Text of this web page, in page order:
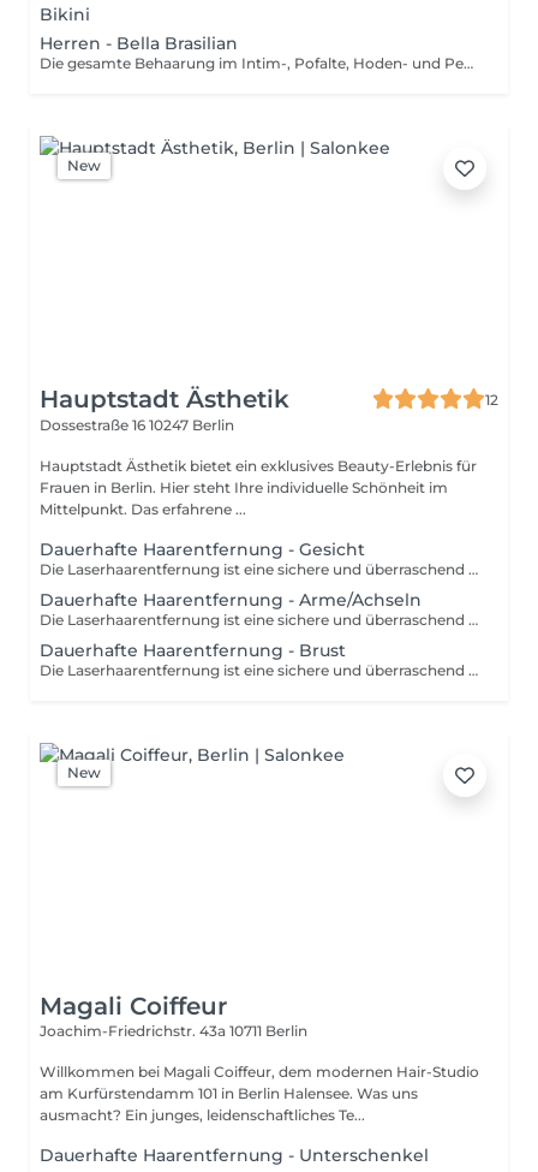
Bikini
Herren - Bella Brasilian
Die gesamte Behaarung im Intim-, Pofalte, Hoden- und Penisbereich wird nahezu schmerzfrei entfernt.
New
Hauptstadt Ästhetik
12
Dossestraße 16 10247 Berlin
Hauptstadt Ästhetik bietet ein exklusives Beauty-Erlebnis für
Frauen in Berlin. Hier steht Ihre individuelle Schönheit im
Mittelpunkt. Das erfahrene ...
Dauerhafte Haarentfernung - Gesicht
Die Laserhaarentfernung ist eine sichere und überraschend schnelle Option für jeden, der bereit ist, seinen Rasierer loszuwerden. Wenn du dir morgens ein paar Minuten Zeit sparen willst, ist die Laserhaarentfernung ein schnelles und praktisch schmerzloses Verfahren, das deine Haut für immer glatt und makellos macht.
Dauerhafte Haarentfernung - Arme/Achseln
Die Laserhaarentfernung ist eine sichere und überraschend schnelle Option für jeden, der bereit ist, seinen Rasierer loszuwerden. Wenn du dir morgens ein paar Minuten Zeit sparen willst, ist die Laserhaarentfernung ein schnelles und praktisch schmerzloses Verfahren, das deine Haut für immer glatt und makellos macht.
Dauerhafte Haarentfernung - Brust
Die Laserhaarentfernung ist eine sichere und überraschend schnelle Option für jeden, der bereit ist, seinen Rasierer loszuwerden. Wenn du dir morgens ein paar Minuten Zeit sparen willst, ist die Laserhaarentfernung ein schnelles und praktisch schmerzloses Verfahren, das deine Haut für immer glatt und makellos macht.
New
Magali Coiffeur
Joachim-Friedrichstr. 43a 10711 Berlin
Willkommen bei Magali Coiffeur, dem modernen Hair-Studio
am Kurfürstendamm 101 in Berlin Halensee. Was uns
ausmacht? Ein junges, leidenschaftliches Te...
Dauerhafte Haarentfernung - Unterschenkel